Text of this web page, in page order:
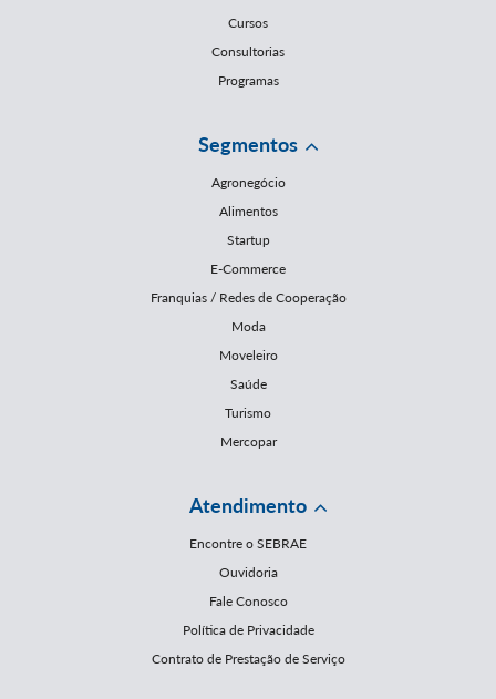
Cursos
Consultorias
Programas
Segmentos
Agronegócio
Alimentos
Startup
E-Commerce
Franquias / Redes de Cooperação
Moda
Moveleiro
Saúde
Turismo
Mercopar
Atendimento
Encontre o SEBRAE
Ouvidoria
Fale Conosco
Política de Privacidade
Contrato de Prestação de Serviço